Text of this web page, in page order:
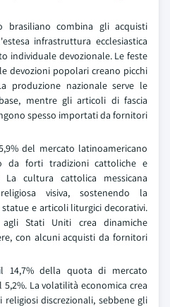
brasiliano combina gli acquisti
infrastruttura ecclesiastica
individuale devozionale. Le feste
devozioni popolari creano picchi
produzione nazionale serve le
mentre gli articoli di fascia
spesso importati da fornitori
del mercato latinoamericano
da forti tradizioni cattoliche e
La cultura cattolica messicana
visiva, sostenendo la
e articoli liturgici decorativi.
Stati Uniti crea dinamiche
con alcuni acquisti da fornitori
14,7% della quota di mercato
5,2%. La volatilità economica crea
discrezionali, sebbene gli